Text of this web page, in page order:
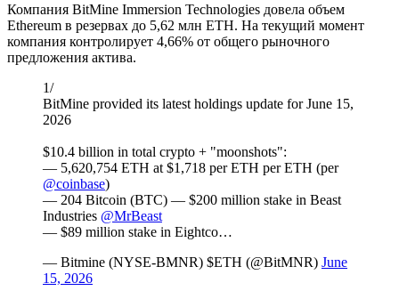
Компания BitMine Immersion Technologies довела объем
Ethereum в резервах до 5,62 млн ETH. На текущий момент
компания контролирует 4,66% от общего рыночного
предложения актива.
1/
BitMine provided its latest holdings update for June 15,
2026
$10.4 billion in total crypto + "moonshots":
— 5,620,754 ETH at $1,718 per ETH per ETH (per
@coinbase)
— 204 Bitcoin (BTC) — $200 million stake in Beast
Industries @MrBeast
— $89 million stake in Eightco…
— Bitmine (NYSE-BMNR) $ETH (@BitMNR) June
15, 2026